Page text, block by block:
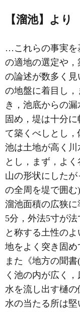
【溜池】より
…これらの事実を
の適地の選定や
の論述が数多く
の地盤に着目し
き，池底からの
固め，堤は十分
て築くべしとし
池は土地が高く川
とし，まず，よ
山の形状にした
の全周を堤で囲
溜池面積の広狭
5分，外法5寸が法
と称する土性の
地をよく突き固め
また《地方の聞
く池の内が広く
水を流し出す樋の
水の当たる所は